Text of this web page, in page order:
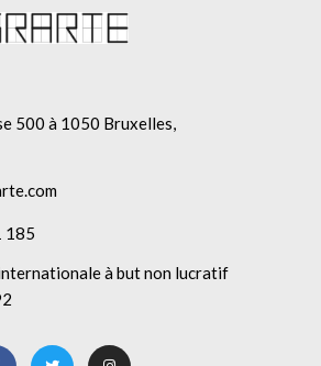
500 à 1050 Bruxelles,
185
à but non lucratif